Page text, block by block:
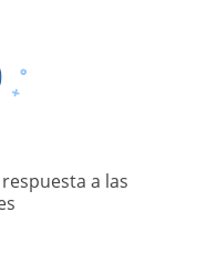
a las